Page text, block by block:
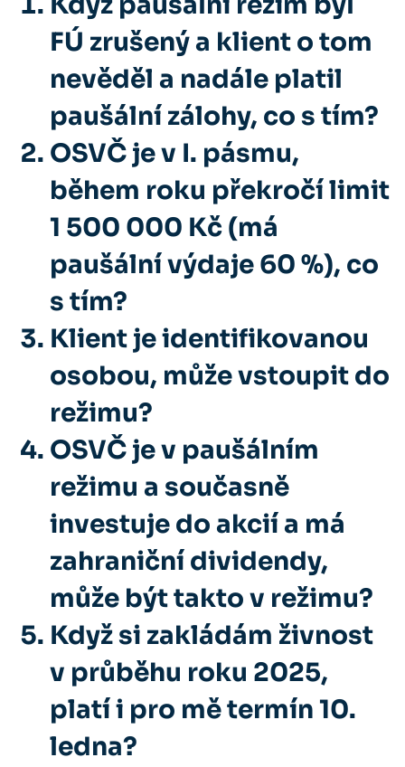
FÚ zrušený a klient o tom
nevěděl a nadále platil
paušální zálohy, co s tím?
OSVČ je v I. pásmu,
během roku překročí limit
1 500 000 Kč (má
paušální výdaje 60 %), co
s tím?
Klient je identifikovanou
osobou, může vstoupit do
režimu?
OSVČ je v paušálním
režimu a současně
investuje do akcií a má
zahraniční dividendy,
může být takto v režimu?
Když si zakládám živnost
v průběhu roku 2025,
platí i pro mě termín 10.
ledna?